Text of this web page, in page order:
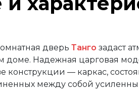
дверь Танго задаст
доме. Надежная царговая
конструкции — каркас,
между собой